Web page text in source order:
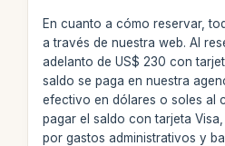
En cuanto a cómo reservar,
a través de nuestra web. Al
adelanto de US$ 230 con
saldo se paga en nuestra
efectivo en dólares o soles al
pagar el saldo con tarjeta
por gastos administrativos y